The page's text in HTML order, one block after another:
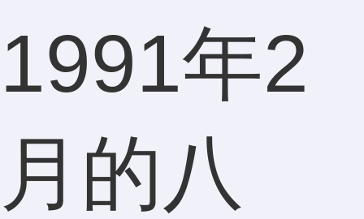
1991年2
月的八